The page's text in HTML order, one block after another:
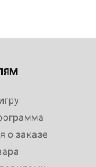
о заказе